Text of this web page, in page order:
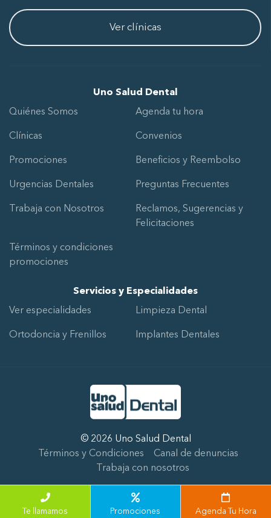
Te llamamos Promociones Agenda Tu Hora
Ver clínicas
Uno Salud Dental
Quiénes Somos
Agenda tu hora
Clínicas Convenios
Promociones Beneficios y Reembolso
Urgencias Dentales Preguntas Frecuentes
Trabaja con Nosotros
Reclamos, Sugerencias y
Felicitaciones
Términos y condiciones
promociones
Servicios y Especialidades
Ver especialidades
Limpieza Dental
Ortodoncia y Frenillos Implantes Dentales
© 2026 Uno Salud Dental
Términos y Condiciones
Canal de denuncias
Trabaja con nosotros
SGD Media Group